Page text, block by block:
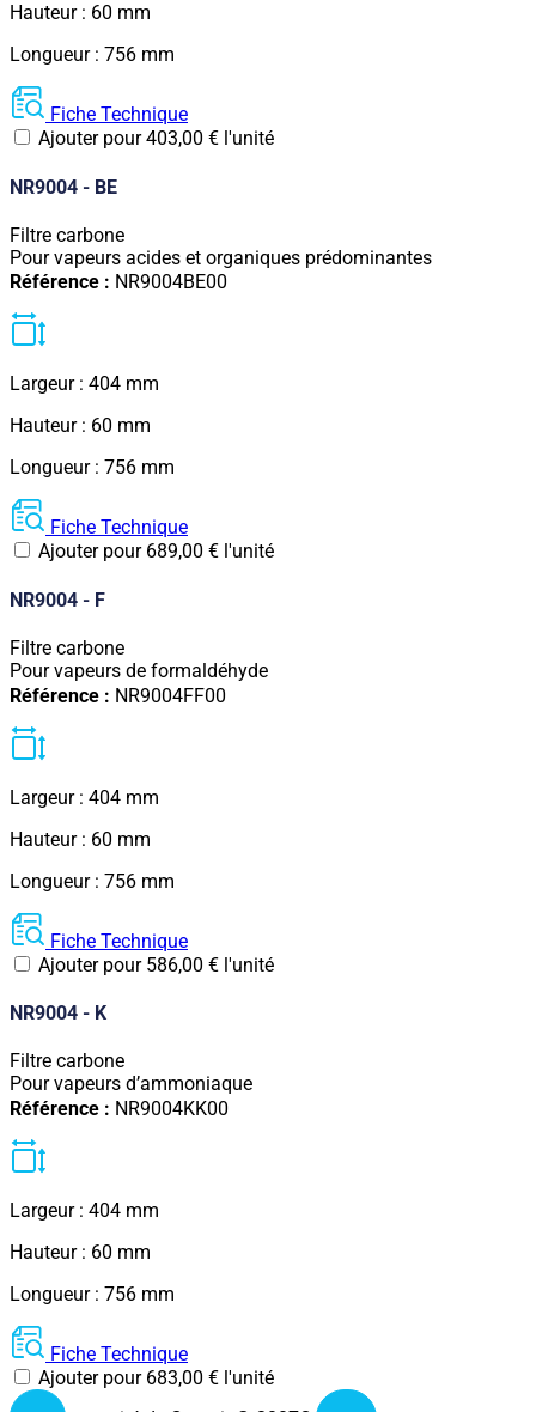
Hauteur : 60 mm
Longueur : 756 mm
Fiche Technique
Ajouter pour403,00 € l'unité
NR9004 - BE
Filtre carbone
Pour vapeurs acides et organiques prédominantes
Référence : NR9004BE00
Largeur : 404 mm
Hauteur : 60 mm
Longueur : 756 mm
Fiche Technique
Ajouter pour 689,00 € l'unité
NR9004 - F
Filtre carbone
Pour vapeurs de formaldéhyde
Référence : NR9004FF00
Largeur : 404 mm
Hauteur : 60 mm
Longueur : 756 mm
Fiche Technique
Ajouter pour 586,00 € l'unité
NR9004 - K
Filtre carbone
Pour vapeurs d’ammoniaque
Référence : NR9004KK00
Largeur : 404 mm
Hauteur : 60 mm
Longueur : 756 mm
Fiche Technique
Ajouter pour 683,00 € l'unité